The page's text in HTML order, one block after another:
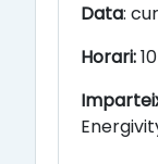
Data:
Horari: